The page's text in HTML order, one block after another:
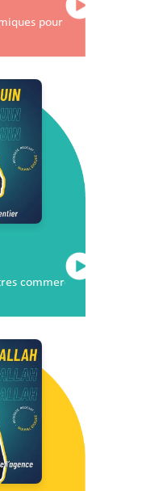
pour les centres
commerciaux de demain